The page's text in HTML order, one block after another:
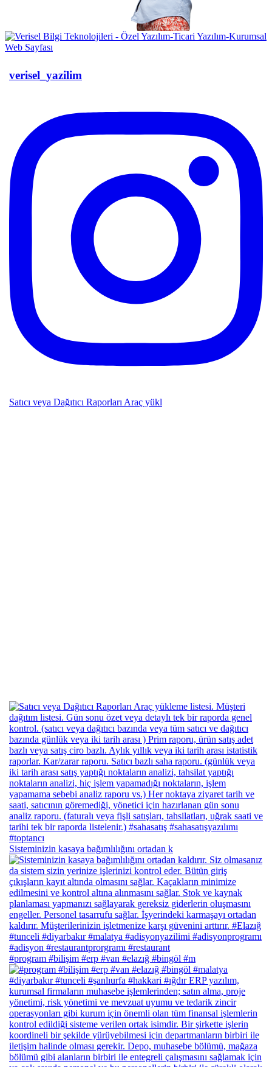
verisel_yazilim
Satıcı veya Dağıtıcı Raporları Araç yükl
Sisteminizin kasaya bağımlılığını ortadan k
#program #bilişim #erp #van #elazığ #bingöl #m